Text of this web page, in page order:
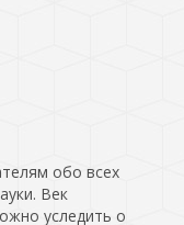
обо всех
Век
уследить о